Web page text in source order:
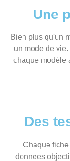
Une
Bien plus qu'un
un mode de
chaque modèle
Des
Chaque
données